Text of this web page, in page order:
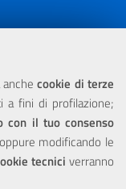
anchecookie di terze
a fini di profilazione;
con il tuo consenso
modificando le
tecnici verranno